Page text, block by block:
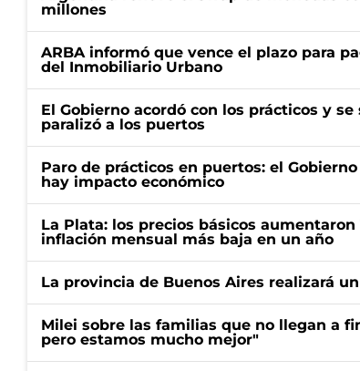
millones
ARBA informó que vence el plazo para
del Inmobiliario Urbano
El Gobierno acordó con los prácticos y
paralizó a los puertos
Paro de prácticos en puertos: el
hay impacto económico
La Plata: los precios básicos aumentaron
inflación mensual más baja en un año
La provincia de Buenos Aires realizará
Milei sobre las familias que no llegan a
pero estamos mucho mejor"